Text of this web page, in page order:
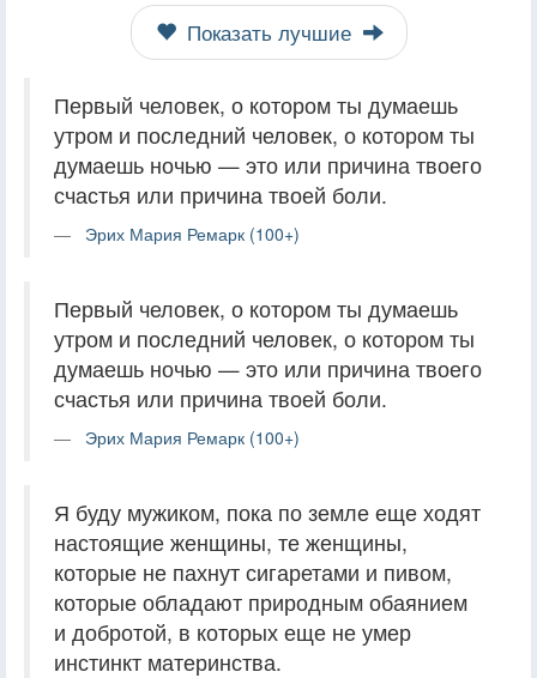
Показать лучшие
Первый человек, о котором ты думаешь
утром и последний человек, о котором ты
думаешь ночью — это или причина твоего
счастья или причина твоей боли.
Эрих Мария Ремарк (100+)
Первый человек, о котором ты думаешь
утром и последний человек, о котором ты
думаешь ночью — это или причина твоего
счастья или причина твоей боли.
Эрих Мария Ремарк (100+)
Я буду мужиком, пока по земле еще ходят
настоящие женщины, те женщины,
которые не пахнут сигаретами и пивом,
которые обладают природным обаянием
и добротой, в которых еще не умер
инстинкт материнства.